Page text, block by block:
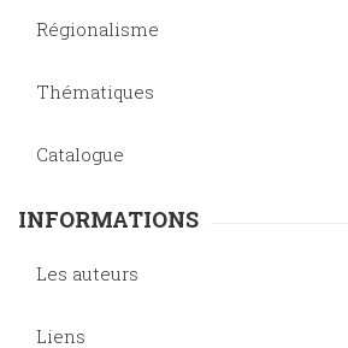
Régionalisme
Thématiques
Catalogue
INFORMATIONS
Les auteurs
Liens